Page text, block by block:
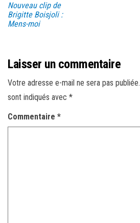
Nouveau clip de
Brigitte Boisjoli :
Mens-moi
Laisser un commentaire
Votre adresse e-mail ne sera pas publiée.
sont indiqués avec *
Commentaire *